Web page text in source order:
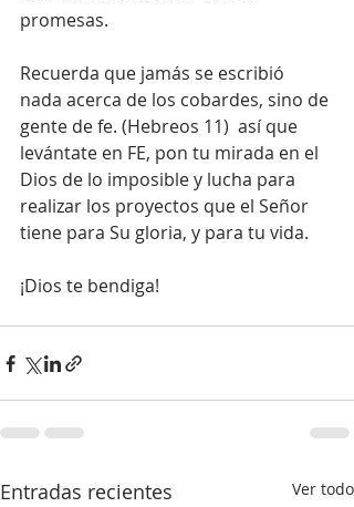
promesas.
Recuerda que jamás se escribió
nada acerca de los cobardes, sino de
gente de fe. (Hebreos 11)  así que
levántate en FE, pon tu mirada en el
Dios de lo imposible y lucha para
realizar los proyectos que el Señor
tiene para Su gloria, y para tu vida.
¡Dios te bendiga!
Entradas recientes Ver todo